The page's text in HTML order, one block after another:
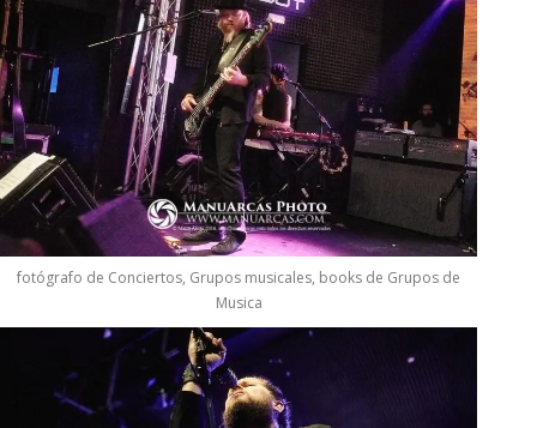
fotógrafo de Conciertos, Grupos musicales, books de Grupos de
Musica